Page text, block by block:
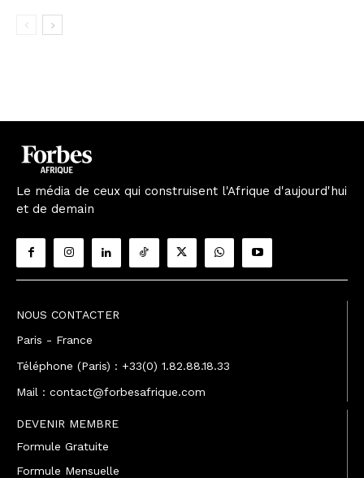
Le média de ceux qui construisent l'Afrique d'aujourd'hui
et de demain
NOUS CONTACTER
Paris - France
Téléphone (Paris) : +33(0) 1.82.88.18.33
Mail : contact@forbesafrique.com
DEVENIR MEMBRE
Formule Gratuite
Formule Mensuelle